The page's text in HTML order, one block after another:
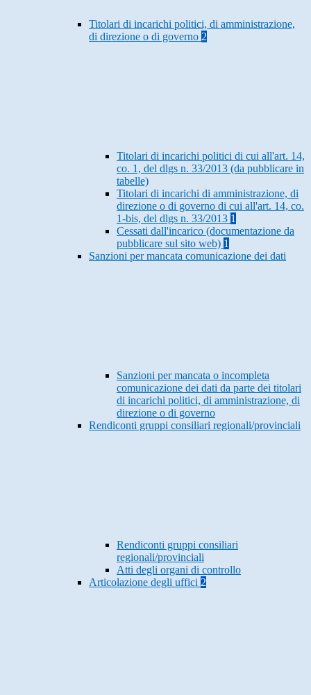
Titolari di incarichi politici, di amministrazione,
di direzione o di governo 2
Titolari di incarichi politici di cui all'art. 14,
co. 1, del dlgs n. 33/2013 (da pubblicare in
tabelle)
Titolari di incarichi di amministrazione, di
direzione o di governo di cui all'art. 14, co.
1-bis, del dlgs n. 33/2013 1
Cessati dall'incarico (documentazione da
pubblicare sul sito web) 1
Sanzioni per mancata comunicazione dei dati
Sanzioni per mancata o incompleta
comunicazione dei dati da parte dei titolari
di incarichi politici, di amministrazione, di
direzione o di governo
Rendiconti gruppi consiliari regionali/provinciali
Rendiconti gruppi consiliari
regionali/provinciali
Atti degli organi di controllo
Articolazione degli uffici 2